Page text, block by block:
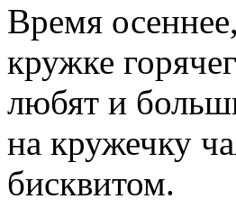
Время
кружке
любят и
на кружечку
бисквитом.